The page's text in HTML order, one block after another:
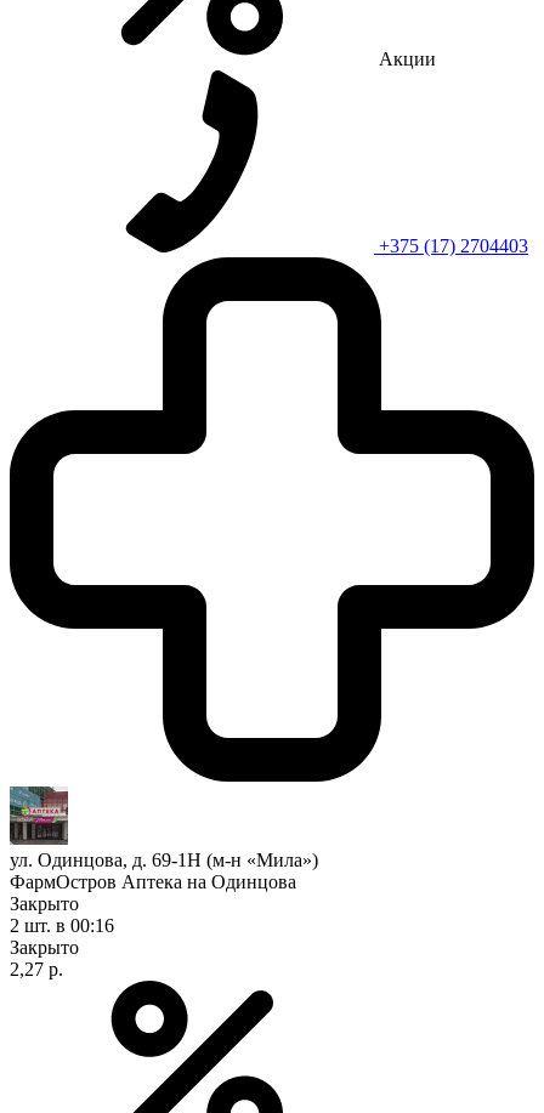
Акции
+375 (17) 2704403
ул. Одинцова, д. 69-1Н (м-н «Мила»)
ФармОстров Аптека на Одинцова
Закрыто
2 шт. в 00:16
Закрыто
2,27 р.